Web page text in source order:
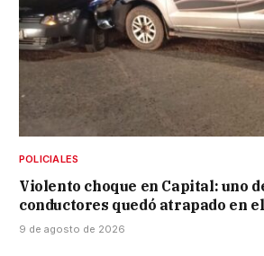
POLICIALES
Violento choque en Capital: uno
conductores quedó atrapado en
9 de agosto de 2026